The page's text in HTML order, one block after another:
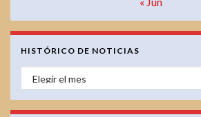
HISTÓRICO DE NOTICIAS
HISTÓRICO DE NOTICIAS